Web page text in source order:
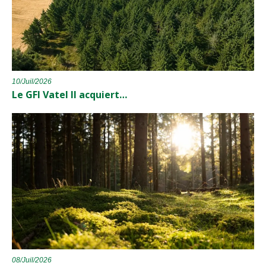
10/Juil/2026
Le GFI Vatel II acquiert…
08/Juil/2026